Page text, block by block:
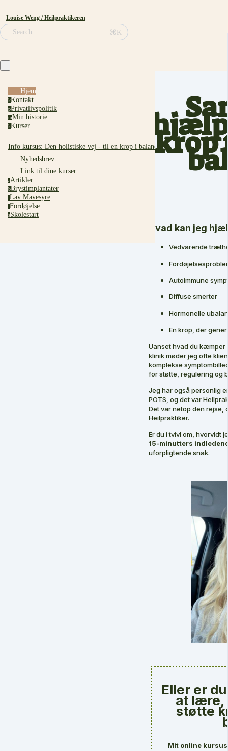
Louise Weng / Heilpraktikeren
Search ⌘K
Hjem
kKontakt
pPrivatlivspolitik
mMin historie
kKurser
Info kursus: Den holistiske vej - til en krop i balance
Nyhedsbrev
Link til dine kurser
aArtikler
bBrystimplantater
lLav Mavesyre
fFordøjelse
sSkolestart
krop
Hvad kan jeg
Vedvarende
Autoimmune
Diffuse smerter
Hormonelle
En krop, der
Uanset hvad du kæmper
klinik møder jeg ofte
komplekse
for støtte, regulering og
Jeg har også personlig
POTS, og det var
Det var netop den rejse,
Heilpraktiker.
Er du i tvivl om, hvorvidt
15-minutters
uforpligtende snak.
Eller er
at lære,
støtte
Mit online